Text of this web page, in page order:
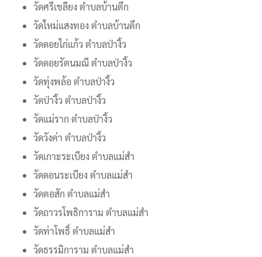
วัดศรีเชลียง ตำบลบ้านตึก
วัดใหม่แสงทอง ตำบลบ้านตึก
วัดดอยไก่แก้ว ตำบลป่างิ้ว
วัดดอยรัตนมณี ตำบลป่างิ้ว
วัดทุ่งพล้อ ตำบลป่างิ้ว
วัดป่างิ้ว ตำบลป่างิ้ว
วัดแม่ราก ตำบลป่างิ้ว
วัดวังค่า ตำบลป่างิ้ว
วัดเกาะระเบียง ตำบลแม่สำ
วัดดอนระเบียง ตำบลแม่สำ
วัดตอสัก ตำบลแม่สำ
วัดถาวรโพธิการาม ตำบลแม่สำ
วัดท่าโพธิ์ ตำบลแม่สำ
วัดธรรมิการาม ตำบลแม่สำ